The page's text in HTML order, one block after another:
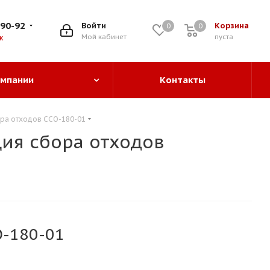
0 Корзина
0
пуста
0
Войти
Мой кабинет
92
Контакты
отходов ССО-180-01
сбора отходов
180-01